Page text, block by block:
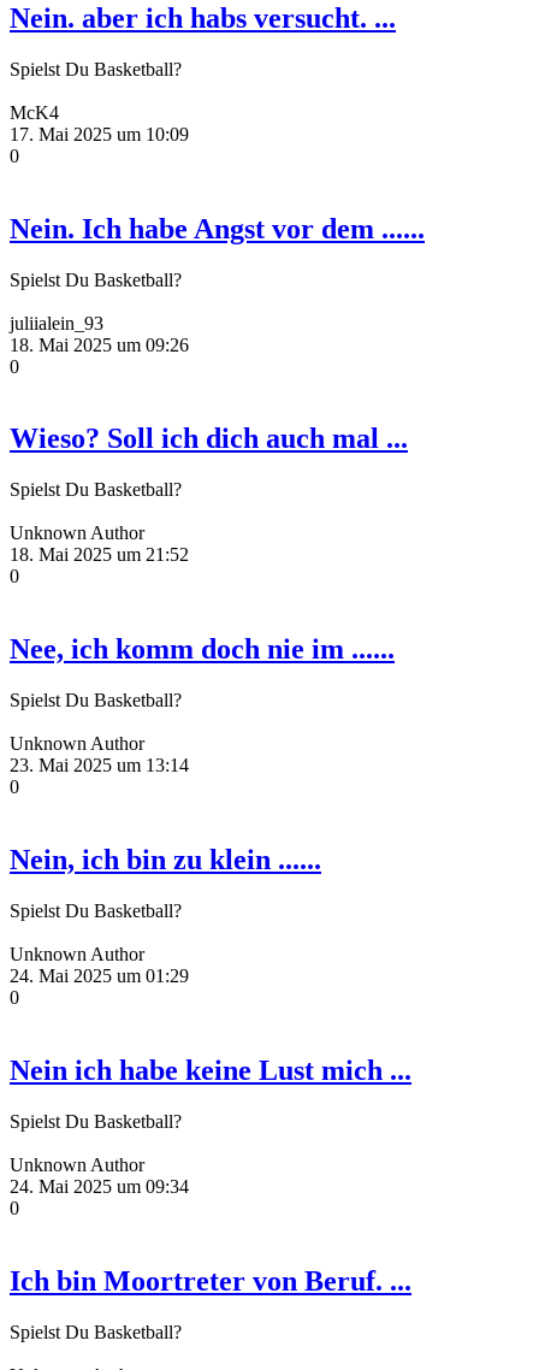
Nein. aber ich habs versucht. ...
Spielst Du Basketball?
McK4
17. Mai 2025 um 10:09
0
Nein. Ich habe Angst vor dem ......
Spielst Du Basketball?
juliialein_93
18. Mai 2025 um 09:26
0
Wieso? Soll ich dich auch mal ...
Spielst Du Basketball?
Unknown Author
18. Mai 2025 um 21:52
0
Nee, ich komm doch nie im ......
Spielst Du Basketball?
Unknown Author
23. Mai 2025 um 13:14
0
Nein, ich bin zu klein ......
Spielst Du Basketball?
Unknown Author
24. Mai 2025 um 01:29
0
Nein ich habe keine Lust mich ...
Spielst Du Basketball?
Unknown Author
24. Mai 2025 um 09:34
0
Ich bin Moortreter von Beruf. ...
Spielst Du Basketball?